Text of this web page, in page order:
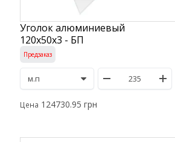
Уголок алюминиевый
120х50х3 - БП
Предзаказ
Цена 124730.95 грн